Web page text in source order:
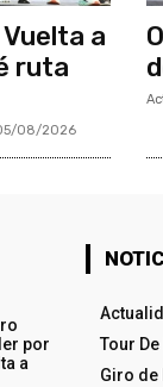
a
ruta
08/2026
por
a
Tour
Giro de